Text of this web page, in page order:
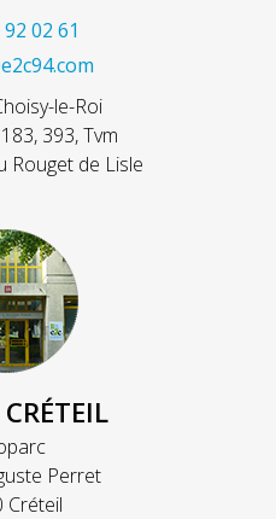
02 61
le-Roi
393, Tvm
Rouget de Lisle
Perret
Créteil